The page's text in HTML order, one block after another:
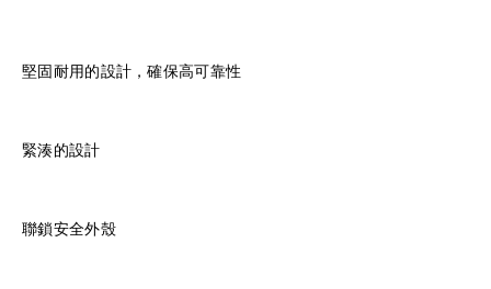
堅固耐用的設計，確保高可靠性
緊湊的設計
聯鎖安全外殼